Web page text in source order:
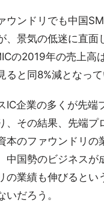
ウンドリでも中国
、景気の低迷に直面
の2019年の売上高
ると同8%減となって
IC企業の多くが先端
、その結果、先端プ
本のファウンドリの
中国勢のビジネスが
の業績も伸びるとい
いだろう。